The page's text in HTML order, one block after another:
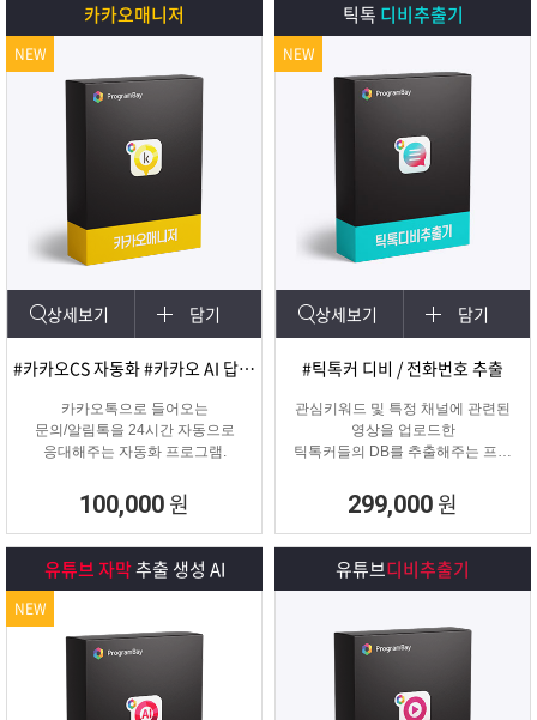
카카오매니저
상세보기 담기
#카카오CS 자동화 #카카오 AI 답변 #카카오자동발송
카카오톡으로 들어오는
문의/알림톡을 24시간 자동으로
응대해주는 자동화 프로그램.
100,000 원
NEW
틱톡 디비추출기
상세보기 담기
#틱톡커 디비 / 전화번호 추출
관심키워드 및 특정 채널에 관련된
영상을 업로드한
틱톡커들의 DB를 추출해주는 프로
299,000 원
NEW
유튜브 자막추출 생성 AI
NEW
유튜브디비추출기